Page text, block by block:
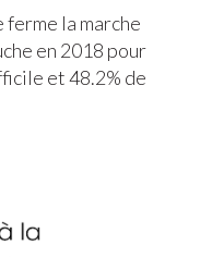
la marche
en 2018 pour
et 48.2% de